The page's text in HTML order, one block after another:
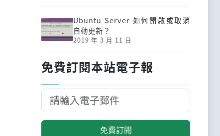
Ubuntu Server 如何開啟或取消
自動更新？
2019 年 3 月 11 日
免費訂閱本站電子報
免費訂閱